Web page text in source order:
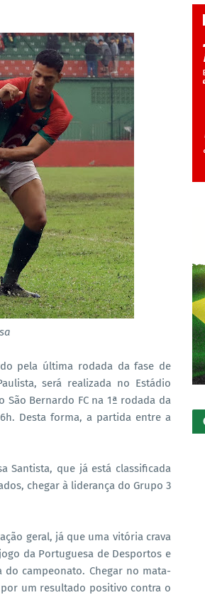
pela última rodada da fase de
será realizada no Estádio
Bernardo FC na 1ª rodada da
Desta forma, a partida entre a
Santista, que já está classificada
chegar à liderança do Grupo 3
geral, já que uma vitória crava
da Portuguesa de Desportos e
campeonato. Chegar no mata-
um resultado positivo contra o